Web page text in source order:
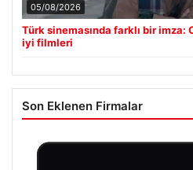
05/08/2026
Türk sinemasında farklı bir imza:
iyi filmleri
Son Eklenen Firmalar